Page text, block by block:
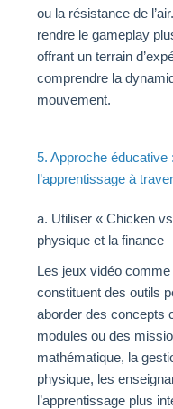
ou la résistance de
rendre le gameplay
offrant un terrain
comprendre la
mouvement.
5. Approche
l’apprentissage à
a. Utiliser « Chicken
physique et la finance
Les jeux vidéo
constituent des outils
aborder des concepts
modules ou des
mathématique, la
physique, les
l’apprentissage plus